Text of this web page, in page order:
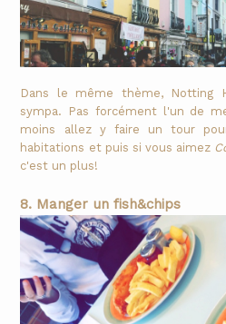
Dans le même thème,
sympa. Pas forcément l'un de
moins allez y faire un tour
habitations et puis si vous aimez
c'est un plus!
8. Manger un fish&chips